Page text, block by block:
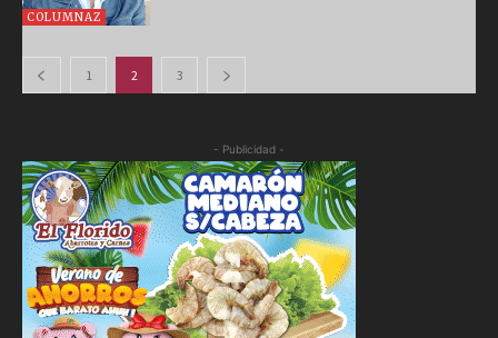
COLUMNAZ
1 2 3
- Publicidad -